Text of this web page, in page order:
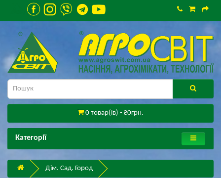
0 товар(ів) - ₴0грн.
Категорії
Дім. Сад. Город